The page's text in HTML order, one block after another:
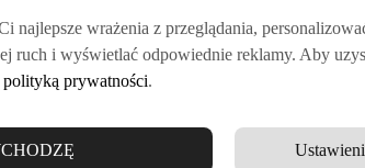
najlepsze wrażenia z przeglądania,
ruch i wyświetlać odpowiednie reklamy. Aby
polityką prywatności.